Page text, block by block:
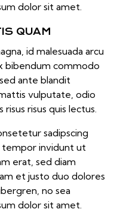
dolor sit amet.
QUAM
id malesuada arcu
bibendum commodo
ante blandit
vulputate, odio
risus quis lectus.
sadipscing
tempor invidunt ut
erat, sed diam
et justo duo dolores
no sea
dolor sit amet.